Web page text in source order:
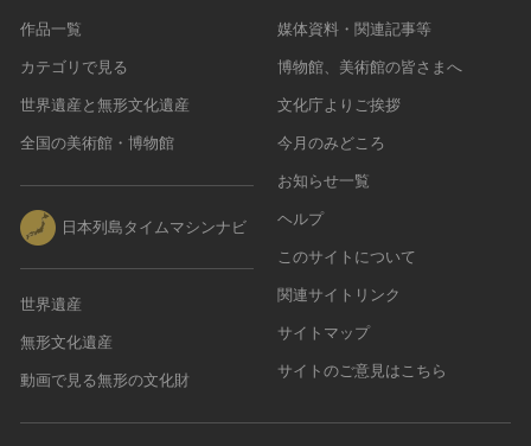
作品一覧
カテゴリで見る
世界遺産と無形文化遺産
全国の美術館・博物館
日本列島タイムマシンナビ
世界遺産
無形文化遺産
動画で見る無形の文化財
媒体資料・関連記事等
博物館、美術館の皆さまへ
文化庁よりご挨拶
今月のみどころ
お知らせ一覧
ヘルプ
このサイトについて
関連サイトリンク
サイトマップ
サイトのご意見はこちら